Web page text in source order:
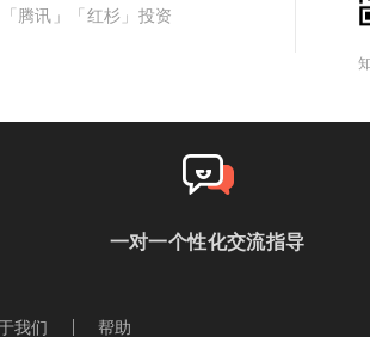
「腾讯」「红杉」投资
一对一个性化交流指导
我们 帮助